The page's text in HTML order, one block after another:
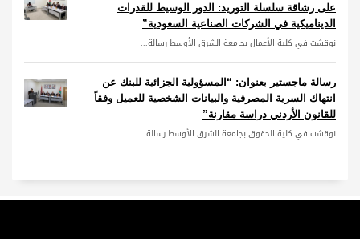
على رشاقة سلسلة التوريد: الدور الوسيط للقدرات
الديناميكية في الشركات الصناعية السعودية”
نوقشت في كلية الأعمال بجامعة الشرق الأوسط رسالة...
رسالة ماجستير بعنوان: “المسؤولية الجزائية للبنك عن
انتهاك السرية المصرفية والبيانات الشخصية للعميل وفقاً
للقانون الأردني دراسة مقارنة”
نوقشت في كلية الحقوق بجامعة الشرق الأوسط رسالة ...